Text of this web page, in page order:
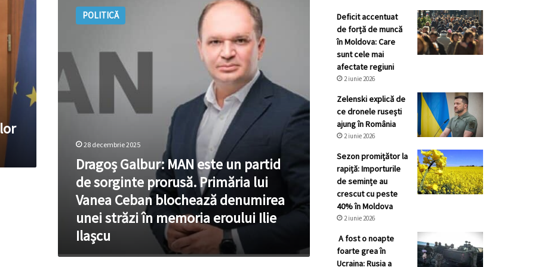
Galbur:
partid
de
sorginte
prorusă.
Primăria
Ceban
blochează
denumirea
străzi
memoria
eroului
Ilașcu
POLITICĂ
28 decembrie 2025
Dragoș Galbur: MAN este un partid
de sorginte prorusă. Primăria lui
Vanea Ceban blochează denumirea
unei străzi în memoria eroului Ilie
Ilașcu
Deficit accentuat
de forță de muncă
în Moldova: Care
sunt cele mai
afectate regiuni
2 iunie 2026
Zelenski explică de
ce dronele rusești
ajung în România
2 iunie 2026
Sezon promițător la
rapiță: Importurile
de semințe au
crescut cu peste
40% în Moldova
2 iunie 2026
A fost o noapte
foarte grea în
Ucraina: Rusia a